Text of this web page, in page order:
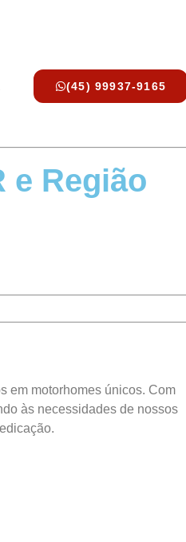
(45) 99937-9165
e Região
em motorhomes únicos. Com
às necessidades de nossos